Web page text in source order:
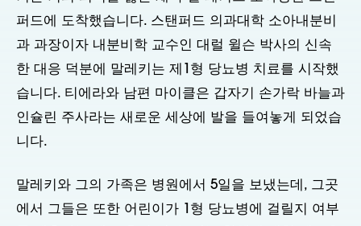
퍼드에 도착했습니다. 스탠퍼드 의과대학 소아내분비
과 과장이자 내분비학 교수인 대럴 윌슨 박사의 신속
한 대응 덕분에 말레키는 제1형 당뇨병 치료를 시작했
습니다. 티에라와 남편 마이클은 갑자기 손가락 바늘과
인슐린 주사라는 새로운 세상에 발을 들여놓게 되었습
니다.
말레키와 그의 가족은 병원에서 5일을 보냈는데, 그곳
에서 그들은 또한 어린이가 1형 당뇨병에 걸릴지 여부